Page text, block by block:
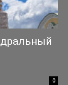
0